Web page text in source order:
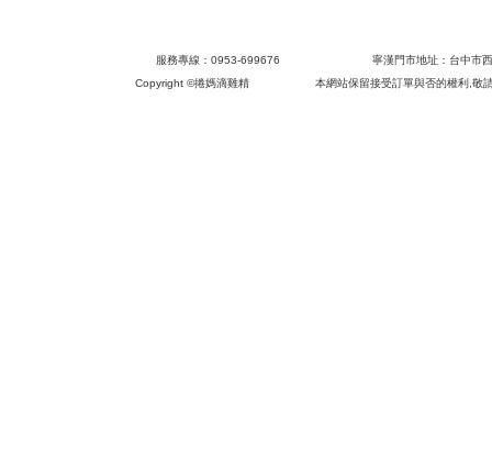
會員登出
服務專線：0953-699676 寧漢門市地址
Copyright ©捲媽滴雞精 本網站保留接受訂